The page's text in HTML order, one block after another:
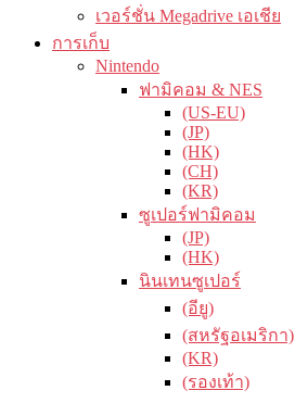
เวอร์ชั่น Megadrive เอเชีย
การเก็บ
Nintendo
ฟามิคอม & NES
(US-EU)
(JP)
(HK)
(CH)
(KR)
ซูเปอร์ฟามิคอม
(JP)
(HK)
นินเทนซูเปอร์
(อียู)
(สหรัฐอเมริกา)
(KR)
(รองเท้า)